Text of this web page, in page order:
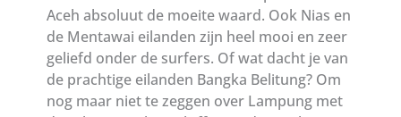
Aceh absoluut de moeite waard. Ook Nias en
de Mentawai eilanden zijn heel mooi en zeer
geliefd onder de surfers. Of wat dacht je van
de prachtige eilanden Bangka Belitung? Om
nog maar niet te zeggen over Lampung met